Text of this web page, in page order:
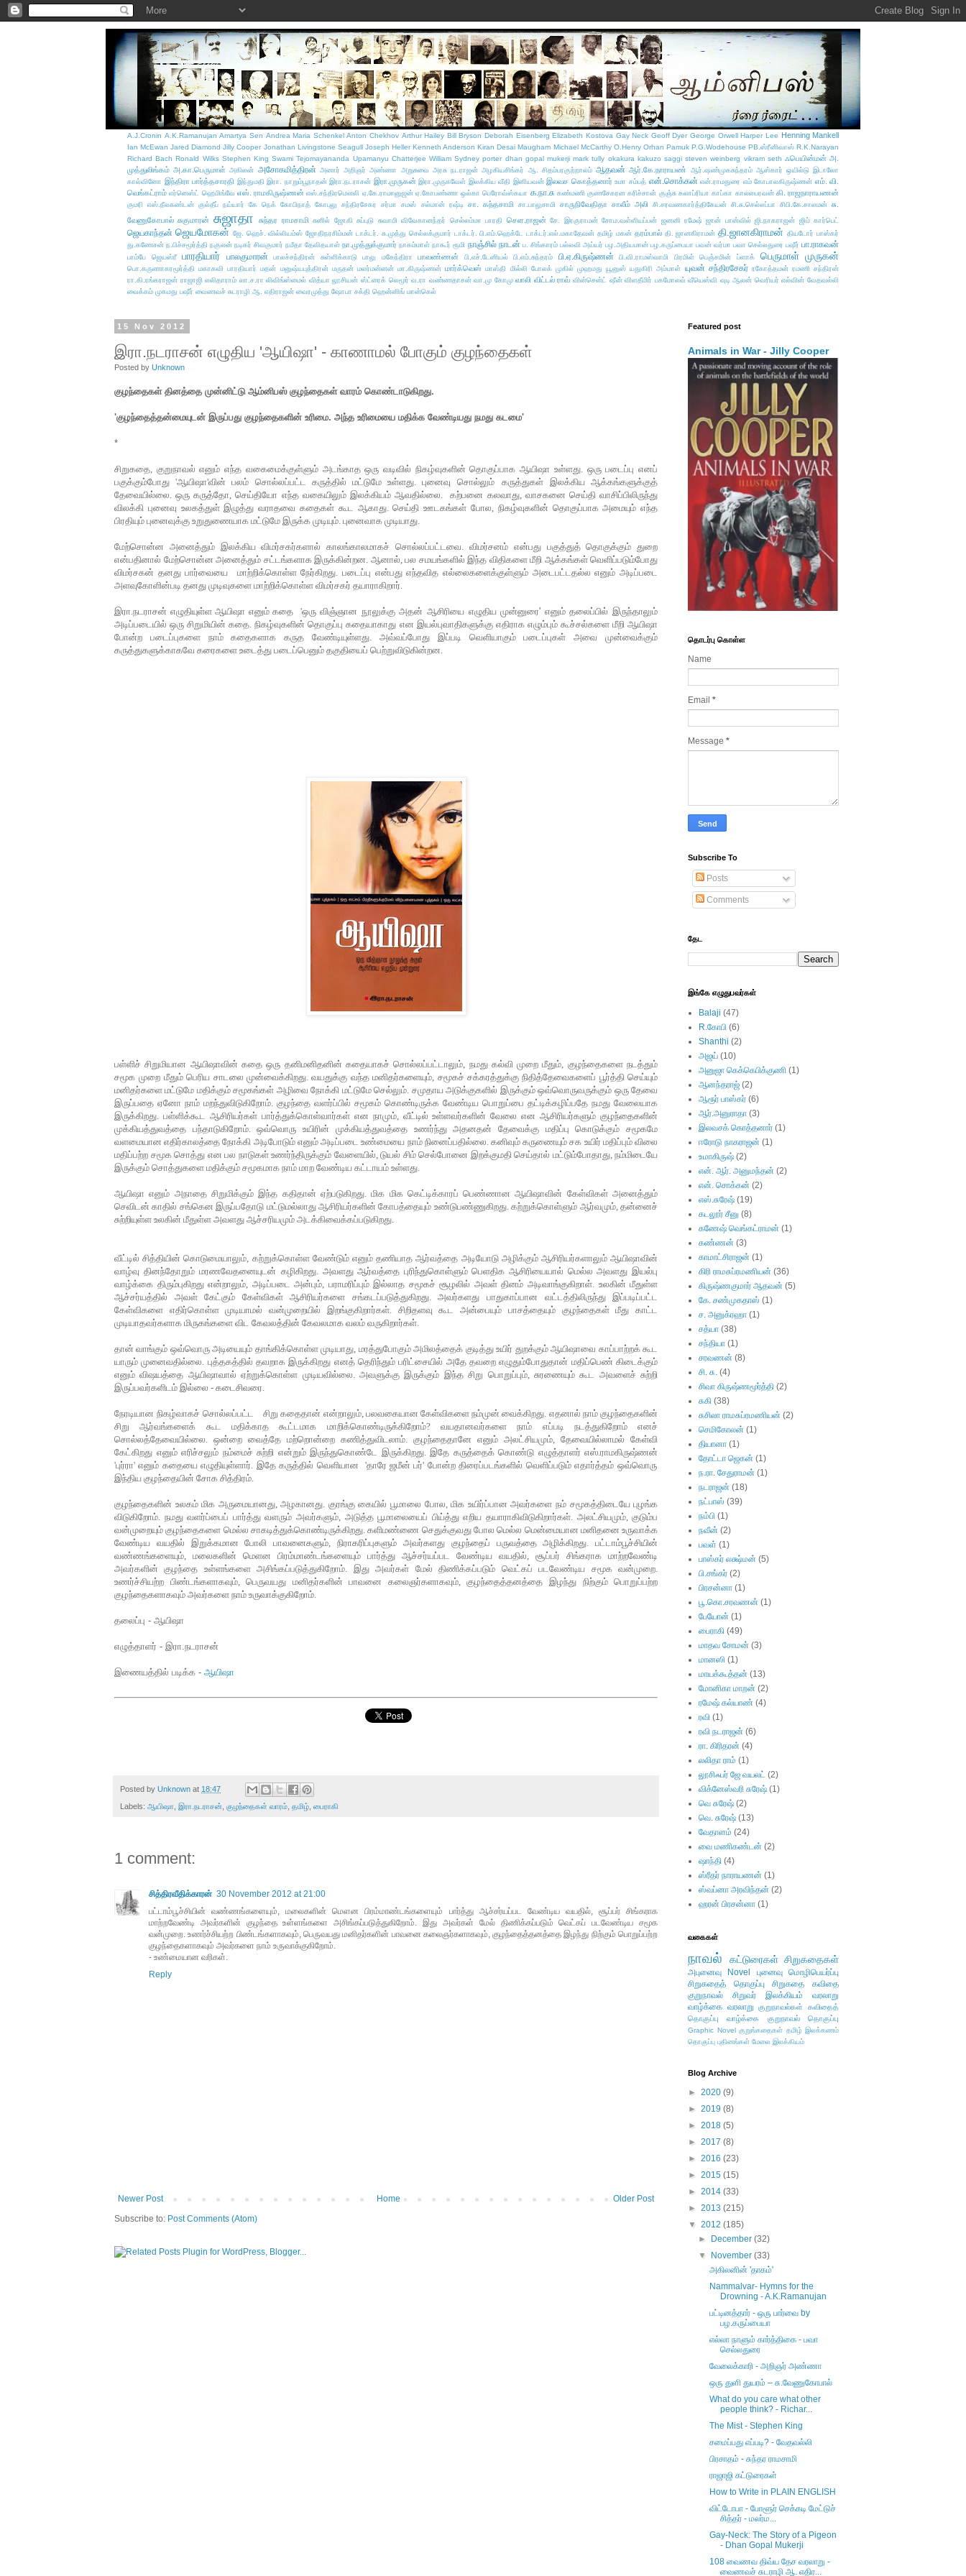
A.J.Cronin A.K.Ramanujan Amartya Sen Andrea Maria Schenkel Anton Chekhov Arthur Hailey Bill Bryson Deborah Eisenberg Elizabeth Kostova Gay Neck Geoff Dyer George Orwell Harper Lee Henning Mankell
Ian McEwan Jared Diamond Jilly Cooper Jonathan Livingstone Seagull Joseph Heller Kenneth Anderson Kiran Desai Maugham Michael McCarthy O.Henry Orhan Pamuk P.G.Wodehouse PB.ஸ்ரீனிவாஸ் R.K.Narayan
Richard Bach Ronald Wilks Stephen King Swami Tejomayananda Upamanyu Chatterjee William Sydney porter dhan gopal mukerji mark tully okakura kakuzo saggi steven weinberg vikram seth ஃபெயின்மன் அ.
முத்துலிங்கம் அ.கா.பெருமாள் அகிலன் அசோகமித்திரன் அனார் அறிஞர் அண்ணா அறுசுவை அரசு நடராஜன் அழகியசிங்கர் ஆ. சிதம்பரகுற்றாலம் ஆதவன் ஆர்.கே.நாராயண் ஆர்.ஷண்முகசுந்தரம் ஆஸ்கார் ஒயில்டு இடாலோ
கால்வினோ இந்திரா பார்த்தசாரதி இந்துமதி இரா. நாறும்பூநாதன் இரா.நடராசன் இரா.முருகன் இரா.முருகவேள் இலக்கிய வீதி இனியவன் இலவச கொத்தனார் உமா சம்பத் என்.சொக்கன் என்.ராமதுரை எம் கோபாலகிருஷ்ணன் எம். வி.
வெங்கட்ராம் எர்னெஸ்ட் ஹெமிங்வே எஸ். ராமகிருஷ்ணன் எஸ்.சந்திரமௌலி ஏ.கே.ராமானுஜன் ஏ.கோபண்ணா ஒல்கா பெரோவ்ஸ்கயா க.நா.சு கண்மணி குணசேகரன கரிச்சான் குஞ்சு கலாப்ரியா காப்கா காலபைரவன் கி. ராஜநாராயணன்
குமரி எஸ்.நீலகண்டன் குல்தீப் நய்யார் கே நெக் கோபிநாத் கோபுலு சந்திரசேகர சர்மா சமஸ் சல்மான் ரஷ்டி சா. கந்தசாமி சா.பாலுசாமி சாருநிவேதிதா சாலீம் அலி சி.சரவணகார்த்திகேயன் சி.சு.செல்லப்பா சிபி.கே.சாலமன் சு.
வேணுகோபால் சுகுமாரன் சுஜாதா சுந்தர ராமசாமி சுனில் ஜோகி சுப்புடு சுவாமி விவேகானந்தர் செல்லம்மா பாரதி செள.ராஜன் சே. இரகுராமன் சோம.வள்ளியப்பன் ஜனனி ரமேஷ் ஜான் பான்வில் ஜி.நாகராஜன் ஜிம் கார்பெட்
ஜெயகாந்தன் ஜெயமோகன் ஜே. ஹெச். வில்லியம்ஸ் ஜோதிநரசிம்மன் டாக்டர். சு.முத்து செல்லக்குமார் டாக்டர். பி.எம்.ஹெக்டே டாக்டர்.எல்.மகாதேவன் தமிழ் மகன் தரம்பால் தி. ஜானகிராமன் தி.ஜானகிராமன் தியடோர் பாஸ்கர்
து.கணேசன் ந.பிச்சமூர்த்தி நகுலன் நடிகர் சிவகுமார் நமீதா தேவிதயாள் நா.முத்துக்குமார் நாகம்மாள் நாகூர் ரூமி நாஞ்சில் நாடன் ப. சிங்காரம் பல்லவி அய்யர் பழ.அதியமான் பழ.கருப்பையா பவன் வர்மா பவா செல்லதுரை பஷீர் பா.ராகவன்
பாம்பே ஜெயஸ்ரீ பாரதியார் பாலகுமாரன் பாலச்சந்திரன் சுள்ளிக்காடு பாலு மகேந்திரா பாவண்ணன் பி.எச்.டேனியல் பி.எம்.சுந்தரம் பி.ஏ.கிருஷ்ணன் பி.வி.ராமஸ்வாமி பிரமிள் பெஞ்சமின் ப்ளாக் பெருமாள் முருகன்
பொ.கருணாகரமூர்த்தி மகாகவி பாரதியார் மதன் மனுஷ்யபுத்திரன் மருதன் மலர்மன்னன் மா.கிருஷ்ணன் மார்க்வெஸ் மாஸ்தி மில்லி போலக் முகில் முஹமது யூனுஸ் யதுகிரி அம்மாள் யுவன் சந்திரசேகர் ரகோத்தமன் ரமணி சந்திரன்
ரா.கி.ரங்கராஜன் ராஜாஜி லலிதாராம் லா.ச.ரா லிவிங்ஸ்மைல் வித்யா லூசியன் ஸ்ட்ரைக் லெமூர் வ.ரா வண்ணதாசன் வா.மு கோமு வாலி விட்டல் ராவ் வின்சென்ட் ஷீன் விளதீமிர் பகமோலவ் வீயெஸ்வி வுடி ஆலன் வெரியர் எல்வின் வேதவல்லி
வைக்கம் முகமது பஷீர் வைணவச் சுடராழி ஆ. எதிராஜன் வைரமுத்து ஷோபா சக்தி ஹென்னிங் மான்கெல்
15 Nov 2012
இரா.நடராசன் எழுதிய 'ஆயிஷா' - காணாமல் போகும் குழந்தைகள்
Posted by Unknown
குழந்தைகள் தினத்தை முன்னிட்டு ஆம்னிபஸ் குழந்தைகள் வாரம் கொண்டாடுகிறது.
'குழந்தைத்தன்மையுடன் இருப்பது குழந்தைகளின் உரிமை. அந்த உரிமையை மதிக்க வேண்டியது நமது கடமை'
*
சிறுகதை குறுநாவல் எனும் எந்த வகைமைக்குள்ளும் அடங்காத ஒரு வடிவில் நிகழ்வுகளின் தொகுப்பாக ஆயிஷா உள்ளது. ஒரு படைப்பு எனப்
பகுக்கும்போது 'ஆயிஷா'வின் பலம் சொல்லப்பட்ட கருத்தில் மட்டுமே உள்ளது .புனைவு சொல்லும் கருத்துகள் இலக்கிய
ஆக்கங்களுக்குத்
தேவையில்லை .ஒரு கருத்தோ ,செய்தியோ எந்த வகையிலும் இலக்கியம் ஆவதில்லை கற்பனை கலவாது, வாசகனை செய்தி வாசிப்பிலிருந்து
விலக்கி புனைவு உலகத்துள் இழுத்து வராதவை கதைகள் கூட ஆகாது.செய்தி ஊடகங்கள் போல நிகழ்வுகளின் தொகுப்பாக அமையும் எந்த
பிரதியும் புனைவுக்கு உறுதுணையாக மட்டுமே இருக்க முடியும் புனைவாக முடியாது
மேற்சொன்ன அனைத்தும் இலக்கிய விமர்சகர்களால் காலங்காலமாகச் சொல்லப்பட்டவை விமர்சனம் என்பது பகுத்துத் தொகுக்கும் துறை
என்பதினால் மேற்சொன்ன அனைத்தும் சட்டங்களாக இருக்கின்றன ஆனால் பல சமயங்களில் இந்த விதிகளை மீறி ஆக்கங்கள் வெளிப்படும்போது
விமர்சகன் தனது பார்வையை மாற்றிக்கொள்ள நேர்கிறது .படைப்பு என்பது எந்தவித எல்லைகளைக்குள்ளும் அடைபட்டதல்ல எனும் அடிப்படை
அளவுகோளின்படி தனது முடிவுகளை மாற்றிக்கொள்ள விமர்சகர் தயாராகிறார்
இரா நடராசன் எழுதியுள்ள ஆயிஷா எனும் கதை 'ஒரு விஞ்ஞான நூலுக்கு அதன் ஆசிரியை எழுதிய முன்னுரை' எனும் தலைப்பில் இருந்தாலும்
அடிப்படையில் ஒருசிறுமியின் கதை .நிகழ்வுகளின் தொகுப்பு கதையாகாது என இயல்புவாதிகளுக்கு எதிராக எழும்பும் கூச்சல்களை மீறி ஆயிஷா
போன்ற
படைப்புகளை நாம் கதைகளாக கருத வேண்டியுள்ளது அவ்வப்போது இப்படி வெளியாகும் படைப்புகள் அவை
முன்வைக்கும்
கருத்துகளுக்காகவே கரைகளை உடைத்து படைப்பெனும் தகுதியைப் பெற்றுவிடுகின்றன
பள்ளிச் சிறுமியான ஆயிஷாவின் கதை ஒரு தனிமனிதனின் கதையாகச் சொல்லப்பட்டாலும் நமது கல்வி முறை மீதும் குழந்தைகளை நடத்தும்
சமூக முறை மீதும் பெரிய சாடலை முன்வைக்கிறது.வயதுக்கு வந்த மனிதர்களையும் சமூகச் சக்கரத்துக்கு நிதித்தேவைகளைப் பூர்த்தி செய்யும்
மனிதர்களை மட்டுமே மதிக்கும் சமூகங்கள் அழிவை நோக்கி மட்டுமே செல்லும் சமுதாய அடுக்குகளில் இருக்கும் ஒவ்வொருவருக்கும் ஒரு தேவை
இருப்பதை ஏனோ நாம் மறந்துவிடுகிறோம் குழந்தை வளர்ப்பில் சமூகம் கொண்டிருக்க வேண்டிய பொறுப்பை தட்டிக்கழிப்பதே நமது வேலையாக
இருக்கிறது பள்ளிக்கூட ஆசிரியர்கள் பார்த்துக்கொள்வார்கள் என நாமும், வீட்டில் உள்ளவர்களின் வேலை என ஆசிரியர்களும் குழந்தைகளின்
முக்கியத்துவத்தை பந்தாடுகிறோம்.ஒவ்வொரு உயிரின் முக்கியத்துவத்தை உணர்ந்து அதனதன் தேவைக்கு மதிப்பு கொடுக்கும்
சமூகமே
வளமையான எதிர்காலத்தை நோக்கி அடிபோடும் எனும் அடிப்படை உண்மையை நாம் நினைப்பதில்லை கனிவும் கருணையும் சக உயிர் மதிப்பும் விலை
மதிப்பற்ற சமூக சொத்து என பல நாடுகள் உணர்ந்திருக்கும் வேளையில் டுயல் சிம் செல்போனை இறக்குமதி செய்தால் மட்டும்போதாது, நம்மிடையே
இருக்கும் சொத்துகளை மதிக்கும் சமூகமாக நாம் மாற வேண்டிய கட்டாயம் உள்ளது
ஆயிஷா எனும் அநாதை சிறுமிக்கும் இந்த கதிதான் ஏற்படுகிறது.மிக மிக கெட்டிக்காரப் பெண்ணான ஆயிஷாவின் கேள்விகள் அனைத்தும்
செவிடன் காதில் சங்கென இருப்பதோடு மட்டுமல்லாது ஆசிரியர்களின் கோபத்தையும் உண்டுபண்ணுகிறது.கற்றுக்கொள்ளும் ஆர்வமும்,தன்னைச்
சுற்றியுள்ள உலகின் மீதுள்ள அவளது ஆச்சரியமும் அடக்கிவைக்கப்படுகிறது
வீட்டில் சித்தியின் கொடுமையாலும் கற்றுக்கொள்ள வேண்டும் எனும் தணியாத ஆர்வத்தை அடியோடு அழிக்கும் ஆசிரியர்களாலும் ஆயிஷாவின்
வாழ்வு தினந்தோறும் மரணவேதனையுடன் கழிகிறது. அவளது ஆர்வத்தை புரிந்துகொள்ளும் பெளதிக ஆசிரியையால் மெல்ல அவளது இயல்பு
வாழ்க்கை திரும்புகிறது என்றாலும் அடிப்படை அன்பும் பராமரிப்பும் இல்லாத சமூகச் சூழலில் அவள் தினம் அடிவாங்குகிறாள் உலகின் மீதுள்ள
ஆச்சர்யத்தில்
அவள் கேட்கும் கேள்விகள் ஆசிரியர்களை சங்கடப்படுத்துகிறது.அவர்களது பாதுகாப்பான வட்டத்திலிருந்து
இப்படிப்பட்ட
கேள்விகளை எதிர்கொள்ள முடியாமல் வன்முறையில் இறங்குகிறார்கள். சிறிதளவு கூட அன்பையும் பாசத்தையும் குழந்தைகள் மீது
காட்ட
முடியாதவர்களாக மிருகங்களை விட கேவலத்தின் கேவலமாக வலம் வருகிறார்கள்
தான் வாங்கும் ஒவ்வொரு அடியையும் தாங்கிக்கொள்ள முடியாது மரத்துபோகும் அமிலத்தைக் குடித்து உயிர் துறக்கும் ஆயிஷாவை காப்பாற்றக் கூட
யாரும் முனைவதில்லை புத்தகத்தில் தவறாக இருக்கிறது எனத் தெரிந்தும் பரிட்சையில் அதே தவறை எழுதும்போதுதான் மதிப்பெண் கிடைக்கும்
எனும் விஷயத்தை ஆயிஷாவால் ஏற்றுக்கொள்ள முடியவில்லை அவளுக்கு இருக்கும் இந்தசிறு பொறுப்பும், சுரணையும் கூட அவளைச் சுற்றி
இருப்பவர்களிடம் இல்லை - கடைசிவரை
நேரடியான நிகழ்வாகச் சொல்லப்பட்ட சிறு கதைதான் என்றாலும், பலவகையான கேள்விகளை நம்முன் வைக்கிறது எதனால் நாம் குழந்தைகளின்
சிறு
ஆர்வங்களைக் கூட மதிக்காத கூட்டமாக மாறிக்கொண்டிருக்கிறோம்? வயதானவர்களை நாம் எப்படி நடத்துகிறோம்
எனச்
சொல்லத்தேவையில்லை
ஒன்றை வைத்தே மற்றொன்றை கணித்துவிடலாம் குழந்தைதானே எனும் அலட்சியமும் தேவையில்லாமல் கேள்வி
கேட்கிறது எனும் எரிச்சலும் நம்மைச் சுற்றி என்றும் இருந்துகொண்டே இருக்கிறது. இதே கருத்தைக் கொண்டு எழுத்தாளர் எஸ் ராமகிருஷ்ணன்
'புர்ரா'எனும் கதையை எழுதியுள்ளார் . இதே கருத்தில் வெளியான 'தாரே ஜமீன் பர்' போன்ற திரைப்படங்களில் வெளிப்படும் எதார்த்தம் ஒவ்வொரு
இந்திய குழந்தையின் சோக சித்திரம்
குழந்தைகளின் உலகம் மிக அருமையானது,அழகானது குரங்கு கையில் பூமாலை போல ,மிக உயிர்ப்பான அவர்களை நம் சமூகத்திடையே புழங்க
விடுகிறோம் நமது வளர்ப்பைப் பார்த்து வளரும் அவர்களும், அடுத்த பூமாலையைப் பிய்த்து எறிய தயாராகிவிடுகிறார்கள். அலட்சியமும்,குடும்ப
வன்முறையும் குழந்தைகளை மெல்ல சாகடித்துக்கொண்டிருக்கிறது.களிமண்ணை செதுக்குவது போல மெல்ல மென்மையான மனிதனை உருவாக்க
வேண்டிய
வயதில் இறுக்கமான போலி பாவனைகளும் ,நிராகரிப்புகளும் அவர்களது குழந்தைப் பருவத்தை அழிக்கிறது .பட்டாம்பூச்சியின்
வண்ணங்களையும்
மலைகளின் மெளன பிரம்மாண்டங்களையும் பார்த்து ஆச்சர்யப்பட வேண்டிய வயதில் சூப்பர் சிங்கராக மாற்றவேண்டி
அவர்களின்
குழந்தை உள்ளங்களை அசிங்கப்படுத்துகிறோம் . இது அவர்கள் மேல் திணிக்கப்படும் வெட்கப் படவேண்டிய சமூக வன்முறை
உணர்ச்சியற்ற பிண்டங்களாகவும்,பெருவயது மனிதர்களின் பாவனை கலைஞர்களாகவும்,குழந்தைத்தனத்தை இழந்து நிற்கும் பொறுப்பற்ற
குழந்தைகளாகவும் அவர்களை நாம் உருவாக்குகிறோம்
தலைப்பு - ஆயிஷா
எழுத்தாளர் - இரா.நடராசன்
இணையத்தில் படிக்க - ஆயிஷா
Posted by Unknown at 18:47
Labels: ஆயிஷா இரா.நடராசன் குழந்தைகள் வாரம் தமிழ் பைராகி
1 comment:
சித்திரவீதிக்காரன் 30 November 2012 at 21:00
பட்டாம்பூச்சியின் வண்ணங்களையும், மலைகளின் மெளன பிரம்மாண்டங்களையும் பார்த்து ஆச்சர்யப்பட வேண்டிய வயதில், சூப்பர் சிங்கராக
மாற்றவேண்டி அவர்களின் குழந்தை உள்ளங்களை அசிங்கப்படுத்துகிறோம். இது அவர்கள் மேல் திணிக்கப்படும் வெட்கப் படவேண்டிய சமூக
வன்முறை. உணர்ச்சியற்ற பிண்டங்களாகவும், பெருவயது மனிதர்களின் பாவனை கலைஞர்களாகவும், குழந்தைத்தனத்தை இழந்து நிற்கும் பொறுப்பற்ற
குழந்தைகளாகவும் அவர்களை நாம் உருவாக்குகிறோம்.
- உண்மையான வரிகள்.
Reply
Newer Post Older Post
Home
Subscribe to: Post Comments (Atom)
Featured post
Animals in War - Jilly Cooper
தொடர்பு கொள்ள
Name
Email *
Message *
Subscribe To
Posts
Comments
தேட
இங்கே எழுதுபவர்கள்
Balaji (47)
R.கோபி (6)
Shanthi (2)
அஜய் (10)
அனுஜா கெக்கெபிக்குணி (1)
ஆனந்தராஜ் (2)
ஆரூர் பாஸ்கர் (6)
ஆர்.அனுராதா (3)
இலவசக் கொத்தனார் (1)
ஈரோடு நாகராஜன் (1)
உமாகிருஷ் (2)
என். ஆர். அனுமந்தன் (2)
என். சொக்கன் (2)
எஸ்.சுரேஷ் (19)
கடலூர் சீனு (8)
கணேஷ் வெங்கட்ராமன் (1)
கண்ணன் (3)
காமாட்சிராஜன் (1)
கிரி ராமசுப்ரமணியன் (36)
கிருஷ்ணகுமார் ஆதவன் (5)
கே. சண்முகதாஸ் (1)
ச. அனுக்ரஹா (1)
சத்யா (38)
சந்தியா (1)
சரவணன் (8)
சி. சு. (4)
சிவா கிருஷ்ணமூர்த்தி (2)
சுகி (38)
சுசிலா ராமசுப்ரமணியன் (2)
செமிகோலன் (1)
தியானா (1)
தோட்டா ஜெகன் (1)
ந.ரா. சேதுராமன் (1)
நடராஜன் (18)
நட்பாஸ் (39)
நம்பி (1)
நவீன் (2)
பவள் (1)
பாஸ்கர் லக்ஷ்மன் (5)
பி.சங்கர் (2)
பிரசன்னா (1)
பூ.கொ.சரவணன் (1)
பேயோன் (1)
பைராகி (49)
மாதவ சோமன் (3)
மானஸி (1)
மாயக்கூத்தன் (13)
மோனிகா மாறன் (2)
ரமேஷ் கல்யாண் (4)
ரவி (1)
ரவி நடராஜன் (6)
ரா. கிரிதரன் (4)
லலிதா ராம் (1)
லூசிஃபர் ஜே வயலட் (2)
விக்னேஸ்வரி சுரேஷ் (1)
வெ சுரேஷ் (2)
வெ. சுரேஷ் (13)
வேதாளம் (24)
வை மணிகண்டன் (2)
ஷாந்தி (4)
ஸ்ரீதர் நாராயணன் (1)
ஸ்வப்னா அரவிந்தன் (2)
ஹரன் பிரசன்னா (1)
வகைகள்
நாவல் கட்டுரைகள் சிறுகதைகள்
அபுனைவு Novel புனைவு மொழிபெயர்ப்பு
சிறுகதைத் தொகுப்பு
சிறுகதை
கவிதை
குறுநாவல்
சிறுவர் இலக்கியம்
வரலாறு
வாழ்க்கை வரலாறு
குறுநாவல்கள்
கவிதைத்
தொகுப்பு
வாழ்க்கை குறுநாவல் தொகுப்பு
Graphic Novel குறுங்கதைகள் தமிழ் இலக்கணம்
தொகுப்பு புதினங்கள் மேலை இலக்கியம்
Blog Archive
► 2020 (9)
► 2019 (8)
► 2018 (5)
► 2017 (8)
► 2016 (23)
► 2015 (15)
► 2014 (33)
► 2013 (215)
▼ 2012 (185)
► December(32)
▼ November(33)
அகிலனின் 'தாகம்'
Nammalvar- Hymns for the
Drowning - A.K.Ramanujan
பட்டினத்தார் - ஒரு பார்வை by
பழ.கருப்பையா
எல்லா நாளும் கார்த்திகை - பவா
செல்லதுரை
வேலைக்காரி - அறிஞர் அண்ணா
ஒரு துளி துயரம் – சு.வேணுகோபால்
What do you care what other
people think? - Richar...
The Mist - Stephen King
சமைப்பது எப்படி? - வேதவல்லி
பிரசாதம் - சுந்தர ராமசாமி
ராஜாஜி கட்டுரைகள்
How to Write in PLAIN ENGLISH
விட்டோபா - போளூர் செக்கடி மேட்டுச்
சித்தர் - மலர்ம...
Gay-Neck: The Story of a Pigeon
- Dhan Gopal Mukerji
108 வைணவ திவ்ய தேச வரலாறு -
வைணவச் சுடராழி ஆ. எதிர...